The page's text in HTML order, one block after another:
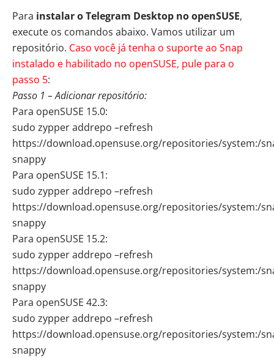
Para instalar o Telegram Desktop no openSUSE,
execute os comandos abaixo. Vamos utilizar um
repositório. Caso você já tenha o suporte ao Snap
instalado e habilitado no openSUSE, pule para o
passo 5:
Passo 1 – Adicionar repositório:
Para openSUSE 15.0:
sudo zypper addrepo –refresh
https://download.opensuse.org/repositories/system:/
snappy
Para openSUSE 15.1:
sudo zypper addrepo –refresh
https://download.opensuse.org/repositories/system:/
snappy
Para openSUSE 15.2:
sudo zypper addrepo –refresh
https://download.opensuse.org/repositories/system:/
snappy
Para openSUSE 42.3:
sudo zypper addrepo –refresh
https://download.opensuse.org/repositories/system:/
snappy